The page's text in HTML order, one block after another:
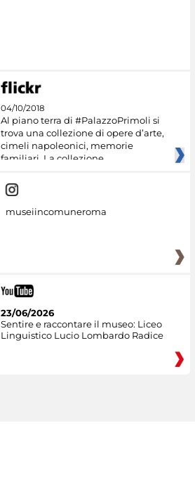
04/10/2018
Al piano terra di #PalazzoPrimoli si
trova una collezione di opere d’arte,
cimeli napoleonici, memorie
familiari. La collezione
museiincomuneroma
23/06/2026
Sentire e raccontare il museo: Liceo
Linguistico Lucio Lombardo Radice